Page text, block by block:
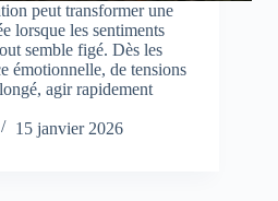
peut transformer une
lorsque les sentiments
semble figé. Dès les
émotionnelle, de tensions
agir rapidement
15 janvier 2026